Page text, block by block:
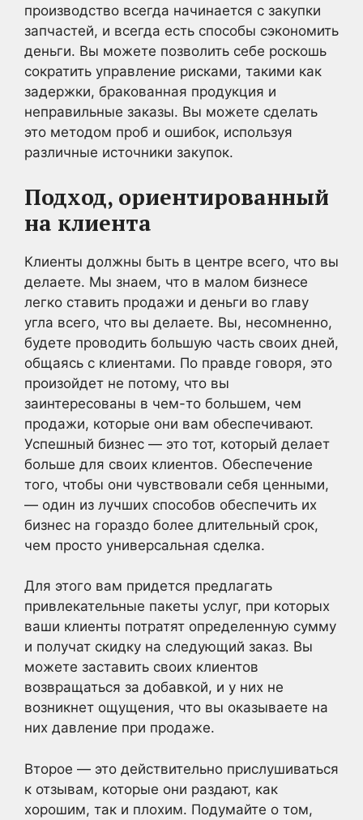
производство всегда начинается с закупки
запчастей, и всегда есть способы сэкономить
деньги. Вы можете позволить себе роскошь
сократить управление рисками, такими как
задержки, бракованная продукция и
неправильные заказы. Вы можете сделать
это методом проб и ошибок, используя
различные источники закупок.
Подход, ориентированный
на клиента
Клиенты должны быть в центре всего, что вы
делаете. Мы знаем, что в малом бизнесе
легко ставить продажи и деньги во главу
угла всего, что вы делаете. Вы, несомненно,
будете проводить большую часть своих дней,
общаясь с клиентами. По правде говоря, это
произойдет не потому, что вы
заинтересованы в чем-то большем, чем
продажи, которые они вам обеспечивают.
Успешный бизнес — это тот, который делает
больше для своих клиентов. Обеспечение
того, чтобы они чувствовали себя ценными,
— один из лучших способов обеспечить их
бизнес на гораздо более длительный срок,
чем просто универсальная сделка.
Для этого вам придется предлагать
привлекательные пакеты услуг, при которых
ваши клиенты потратят определенную сумму
и получат скидку на следующий заказ. Вы
можете заставить своих клиентов
возвращаться за добавкой, и у них не
возникнет ощущения, что вы оказываете на
них давление при продаже.
Второе — это действительно прислушиваться
к отзывам, которые они раздают, как
хорошим, так и плохим. Подумайте о том,